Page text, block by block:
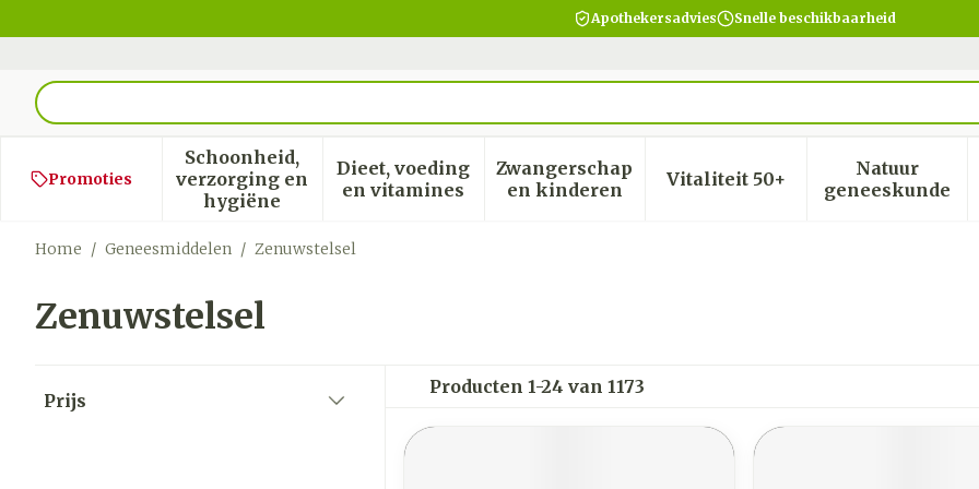
Apothekersadvies Snelle beschikbaarheid
Product, merk, categorie...
Promoties
Schoonheid,
verzorging en
hygiëne
Toon submenu voor Schoonheid, verzorging en hygiëne categorie
Dieet, voeding
en vitaminesToon submenu voor Dieet, voeding en vitamines categorie
Zwangerschap
en kinderenToon submenu voor Zwangerschap en
Vitaliteit 50+Toon submenu voor
Natuur
geneeskunde
Toon
Home / Geneesmiddelen / Zenuwstelsel
Zenuwstelsel
Prijs
Producten 1-24 van 1173